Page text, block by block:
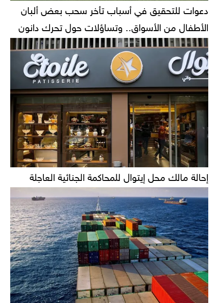
دعوات للتحقيق في أسباب تأخر سحب بعض ألبان
الأطفال من الأسواق.. وتساؤلات حول تحرك دانون
إحالة مالك محل إيتوال للمحاكمة الجنائية العاجلة